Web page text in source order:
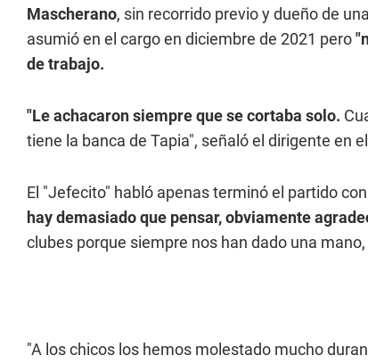
Mascherano, sin recorrido previo y dueño de
asumió en el cargo en diciembre de 2021 pero
de trabajo.
"Le achacaron siempre que se cortaba solo.
tiene la banca de Tapia", señaló el dirigente en
El "Jefecito" habló apenas terminó el partido
hay demasiado que pensar, obviamente
clubes porque siempre nos han dado una
"A los chicos los hemos molestado mucho